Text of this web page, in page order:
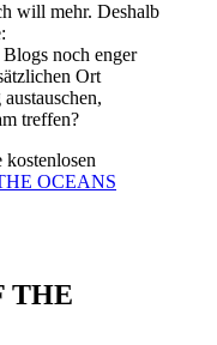
will mehr. Deshalb
noch enger
Ort
treffen?
OCEANS
THE